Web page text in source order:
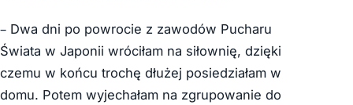
– Dwa dni po powrocie z zawodów Pucharu
Świata w Japonii wróciłam na siłownię, dzięki
czemu w końcu trochę dłużej posiedziałam w
domu. Potem wyjechałam na zgrupowanie do